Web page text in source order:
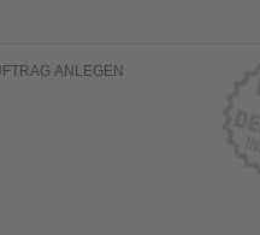
ANLEGEN